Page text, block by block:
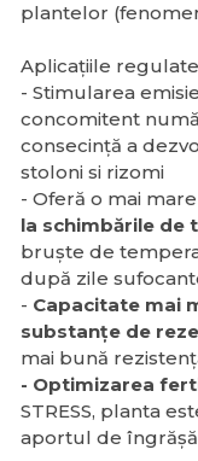
plantelor
Aplicațiile regulate
- Stimularea
concomitent
consecință a
stoloni si rizomi
- Oferă o mai
la schimbările de
bruște de
după zile
- Capacitate mai
substanțe de
mai bună
- Optimizarea
STRESS, planta
aportul de